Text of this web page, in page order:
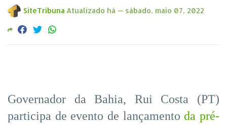
SiteTribuna Atualizado há — sábado, maio 07, 2022
Governador da Bahia, Rui Costa (PT)
participa de evento de lançamentoda pré-